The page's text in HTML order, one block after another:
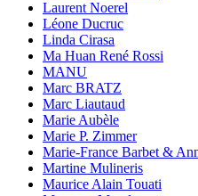
Laurent Noerel
Léone Ducruc
Linda Cirasa
Ma Huan René Rossi
MANU
Marc BRATZ
Marc Liautaud
Marie Aubèle
Marie P. Zimmer
Marie-France Barbet &
Martine Mulineris
Maurice Alain Touati